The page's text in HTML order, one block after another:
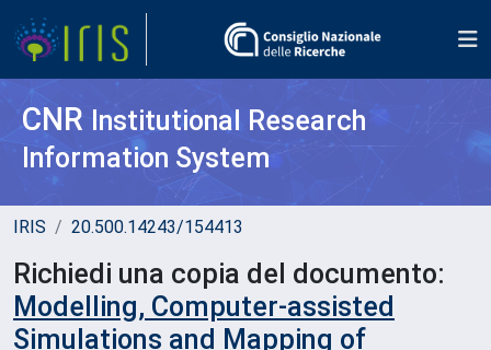
CNR Institutional Research
Information System
IRIS 20.500.14243/154413
Richiedi una copia del documento:
Modelling, Computer-assisted
Simulations and Mapping of